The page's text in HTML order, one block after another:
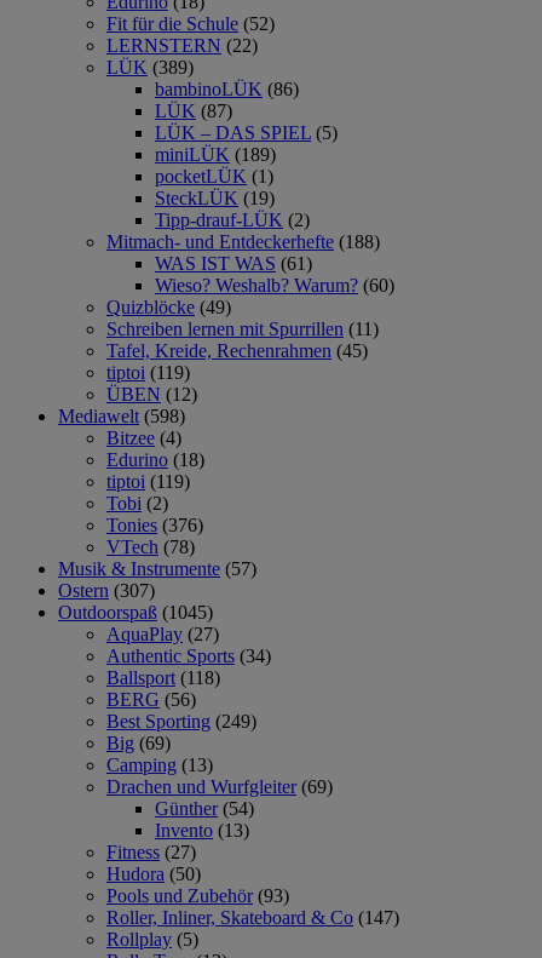
Fit für die Schule (52)
LERNSTERN (22)
LÜK (389)
bambinoLÜK (86)
LÜK (87)
LÜK – DAS SPIEL (5)
miniLÜK (189)
pocketLÜK (1)
SteckLÜK (19)
Tipp-drauf-LÜK (2)
Mitmach- und Entdeckerhefte (188)
WAS IST WAS (61)
Wieso? Weshalb? Warum? (60)
Quizblöcke (49)
Schreiben lernen mit Spurrillen (11)
Tafel, Kreide, Rechenrahmen (45)
tiptoi (119)
ÜBEN (12)
Mediawelt (598)
Bitzee (4)
Edurino (18)
tiptoi (119)
Tobi (2)
Tonies (376)
VTech (78)
Musik & Instrumente (57)
Ostern (307)
Outdoorspaß (1045)
AquaPlay (27)
Authentic Sports (34)
Ballsport (118)
BERG (56)
Best Sporting (249)
Big (69)
Camping (13)
Drachen und Wurfgleiter (69)
Günther (54)
Invento (13)
Fitness (27)
Hudora (50)
Pools und Zubehör (93)
Roller, Inliner, Skateboard & Co (147)
Rollplay (5)